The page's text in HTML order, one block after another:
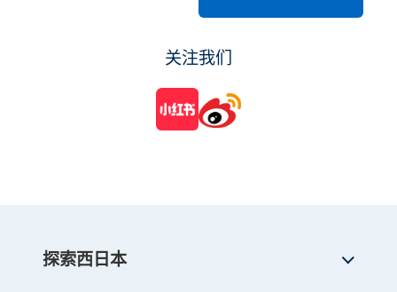
关注我们
探索西日本